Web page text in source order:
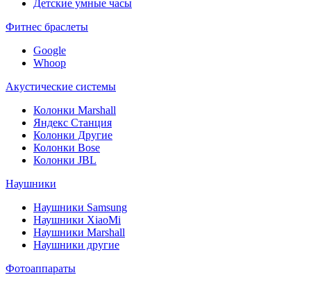
Детские умные часы
Фитнес браслеты
Google
Whoop
Акустические системы
Колонки Marshall
Яндекс Станция
Колонки Другие
Колонки Bose
Колонки JBL
Наушники
Наушники Samsung
Наушники XiaoMi
Наушники Marshall
Наушники другие
Фотоаппараты